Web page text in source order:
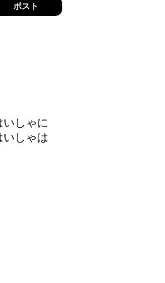
ポスト
いしゃに
いしゃは